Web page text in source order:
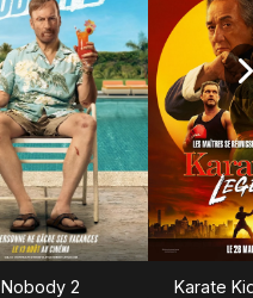
Nobody 2 Karate